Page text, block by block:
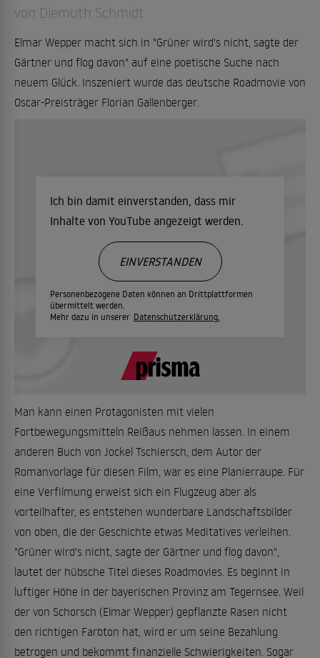
von Diemuth Schmidt
Elmar Wepper macht sich in "Grüner wird's nicht, sagte der
Gärtner und flog davon" auf eine poetische Suche nach
neuem Glück. Inszeniert wurde das deutsche Roadmovie von
Oscar-Preisträger Florian Gallenberger.
Ich bin damit einverstanden, dass mir
Inhalte von YouTube angezeigt werden.
Personenbezogene Daten können an Drittplattformen
übermittelt werden.
Mehr dazu in unserer Datenschutzerklärung.
EINVERSTANDEN
Man kann einen Protagonisten mit vielen
Fortbewegungsmitteln Reißaus nehmen lassen. In einem
anderen Buch von Jockel Tschiersch, dem Autor der
Romanvorlage für diesen Film, war es eine Planierraupe. Für
eine Verfilmung erweist sich ein Flugzeug aber als
vorteilhafter, es entstehen wunderbare Landschaftsbilder
von oben, die der Geschichte etwas Meditatives verleihen.
"Grüner wird's nicht, sagte der Gärtner und flog davon",
lautet der hübsche Titel dieses Roadmovies. Es beginnt in
luftiger Höhe in der bayerischen Provinz am Tegernsee. Weil
der von Schorsch (Elmar Wepper) gepflanzte Rasen nicht
den richtigen Farbton hat, wird er um seine Bezahlung
betrogen und bekommt finanzielle Schwierigkeiten. Sogar